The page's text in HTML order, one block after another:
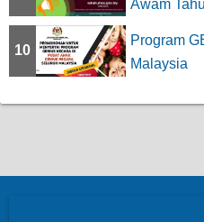
10
Program
Malaysia